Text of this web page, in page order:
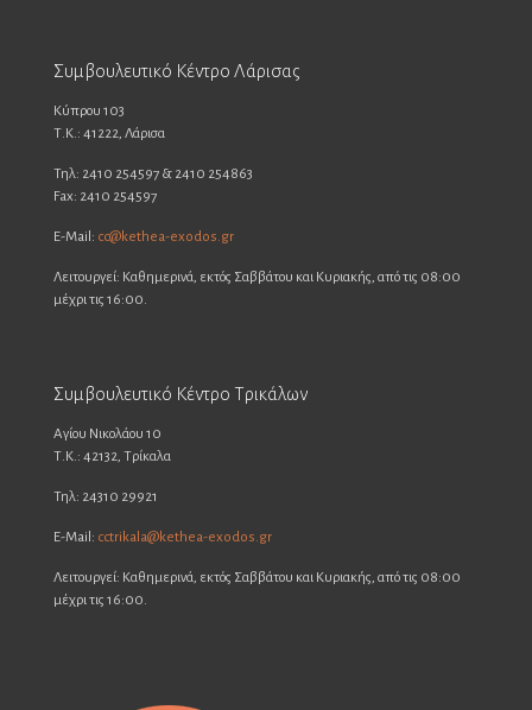
Συμβουλευτικό Κέντρο Λάρισας
Κύπρου 103
Τ.Κ.: 41222, Λάρισα
Τηλ: 2410 254597 & 2410 254863
Fax: 2410 254597
E-Mail: cc@kethea-exodos.gr
Λειτουργεί: Καθημερινά, εκτός Σαββάτου και Κυριακής, από τις 08:00
μέχρι τις 16:00.
Συμβουλευτικό Κέντρο Τρικάλων
Αγίου Νικολάου 10
Τ.Κ.: 42132, Τρίκαλα
Τηλ: 24310 29921
E-Mail: cctrikala@kethea-exodos.gr
Λειτουργεί: Καθημερινά, εκτός Σαββάτου και Κυριακής, από τις 08:00
μέχρι τις 16:00.